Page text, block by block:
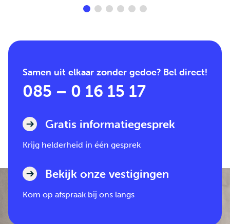
Samen uit elkaar zonder gedoe? Bel direct!
085 – 0 16 15 17
Gratis informatiegesprek
Krijg helderheid in één gesprek
Bekijk onze vestigingen
Kom op afspraak bij ons langs